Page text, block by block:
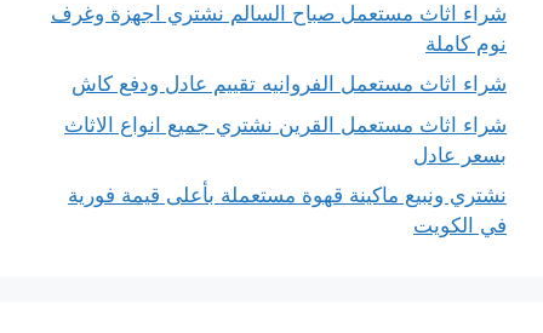
شراء اثاث مستعمل صباح السالم نشتري اجهزة وغرف
نوم كاملة
شراء اثاث مستعمل الفروانيه تقييم عادل ودفع كاش
شراء اثاث مستعمل القرين نشتري جميع انواع الاثاث
بسعر عادل
نشتري ونبيع ماكينة قهوة مستعملة بأعلى قيمة فورية
في الكويت